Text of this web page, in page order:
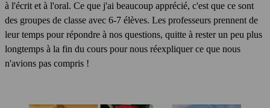
à l'écrit et à l'oral. Ce que j'ai beaucoup apprécié, c'est que ce sont
des groupes de classe avec 6-7 élèves. Les professeurs prennent de
leur temps pour répondre à nos questions, quitte à rester un peu plus
longtemps à la fin du cours pour nous réexpliquer ce que nous
n'avions pas compris !